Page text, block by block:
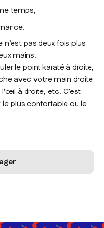
temps,
n’est pas deux fois plus
mains.
le point karaté à droite,
avec votre main droite
à droite, etc. C’est
plus confortable ou le